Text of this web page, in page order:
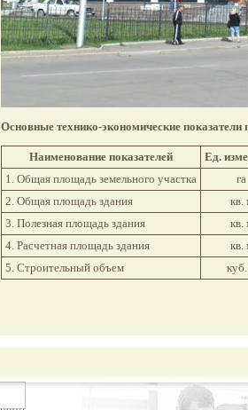
Основные технико-экономические показатели
Наименование показателей Ед.
1. Общая площадь земельного участка
га
2. Общая площадь здания
кв.
3. Полезная площадь здания
кв.
4. Расчетная площадь здания
кв.
5. Строительный объем